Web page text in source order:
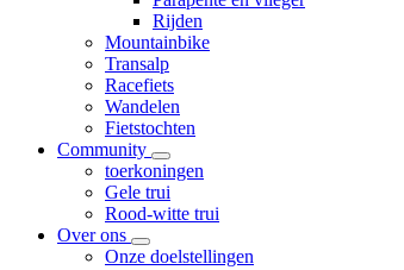
Rijden
Mountainbike
Transalp
Racefiets
Wandelen
Fietstochten
Community
toerkoningen
Gele trui
Rood-witte trui
Over ons
Onze doelstellingen